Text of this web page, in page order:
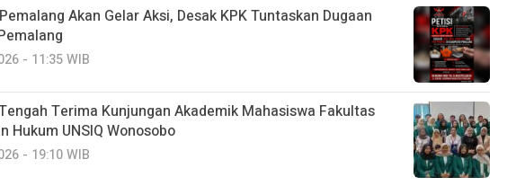
Akan Gelar Aksi, Desak KPK Tuntaskan Dugaan
- 11:35 WIB
Terima Kunjungan Akademik Mahasiswa Fakultas
Hukum UNSIQ Wonosobo
- 19:10 WIB